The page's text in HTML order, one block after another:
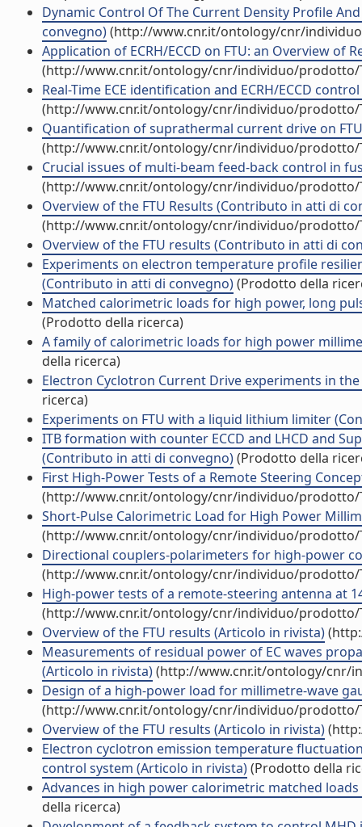
Dynamic Control Of The Current Density Profile
convegno)(http://www.cnr.it/ontology/cnr/
Application of ECRH/ECCD on FTU: an Overview of
(http://www.cnr.it/ontology/cnr/individuo/prodotto/
Real-Time ECE identification and ECRH/ECCD
(http://www.cnr.it/ontology/cnr/individuo/prodotto/
Quantification of suprathermal current drive on
(http://www.cnr.it/ontology/cnr/individuo/prodotto/
Crucial issues of multi-beam feed-back control in
(http://www.cnr.it/ontology/cnr/individuo/prodotto/
Overview of the FTU Results (Contributo in atti di
(http://www.cnr.it/ontology/cnr/individuo/prodotto/
Overview of the FTU results (Contributo in atti di
Experiments on electron temperature profile
(Contributo in atti di convegno)(Prodotto della
Matched calorimetric loads for high power, long
(Prodotto della ricerca)
A family of calorimetric loads for high power
della ricerca)
Electron Cyclotron Current Drive experiments in
ricerca)
Experiments on FTU with a liquid lithium limiter
ITB formation with counter ECCD and LHCD and
(Contributo in atti di convegno)(Prodotto della
First High-Power Tests of a Remote Steering
(http://www.cnr.it/ontology/cnr/individuo/prodotto/
Short-Pulse Calorimetric Load for High Power
(http://www.cnr.it/ontology/cnr/individuo/prodotto/
Directional couplers-polarimeters for high-power
(http://www.cnr.it/ontology/cnr/individuo/prodotto/
High-power tests of a remote-steering antenna at
(http://www.cnr.it/ontology/cnr/individuo/prodotto/
Overview of the FTU results (Articolo in rivista)
Measurements of residual power of EC waves
(Articolo in rivista)(http://www.cnr.it/ontology/cnr/
Design of a high-power load for millimetre-wave
(http://www.cnr.it/ontology/cnr/individuo/prodotto/
Overview of the FTU results (Articolo in rivista)
Electron cyclotron emission temperature
control system (Articolo in rivista)(Prodotto della
Advances in high power calorimetric matched
della ricerca)